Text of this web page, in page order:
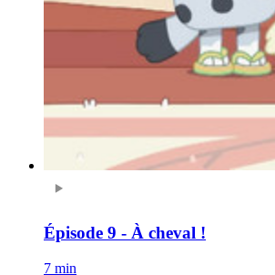
Épisode 9 - À cheval !
7 min